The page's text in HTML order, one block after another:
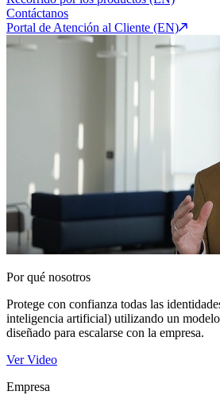
Contáctanos
Portal de Atención al Cliente (EN)
Por qué nosotros
Protege con confianza todas las
inteligencia artificial) utilizando un
diseñado para escalarse con la empresa.
Ver Video
Empresa